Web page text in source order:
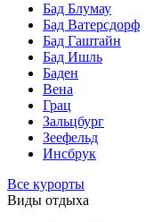
Бад Блумау
Бад Ватерсдорф
Бад Гаштайн
Бад Ишль
Баден
Вена
Грац
Зальцбург
Зеефельд
Инсбрук
Все курорты
Виды отдыха